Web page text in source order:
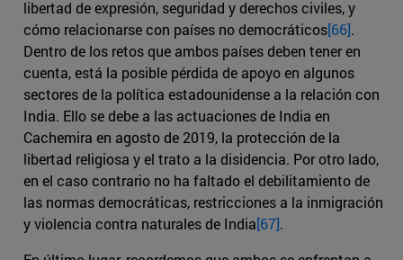
libertad de expresión, seguridad y derechos civiles, y
cómo relacionarse con países no democráticos[66].
Dentro de los retos que ambos países deben tener en
cuenta, está la posible pérdida de apoyo en algunos
sectores de la política estadounidense a la relación con
India. Ello se debe a las actuaciones de India en
Cachemira en agosto de 2019, la protección de la
libertad religiosa y el trato a la disidencia. Por otro lado,
en el caso contrario no ha faltado el debilitamiento de
las normas democráticas, restricciones a la inmigración
y violencia contra naturales de India[67].